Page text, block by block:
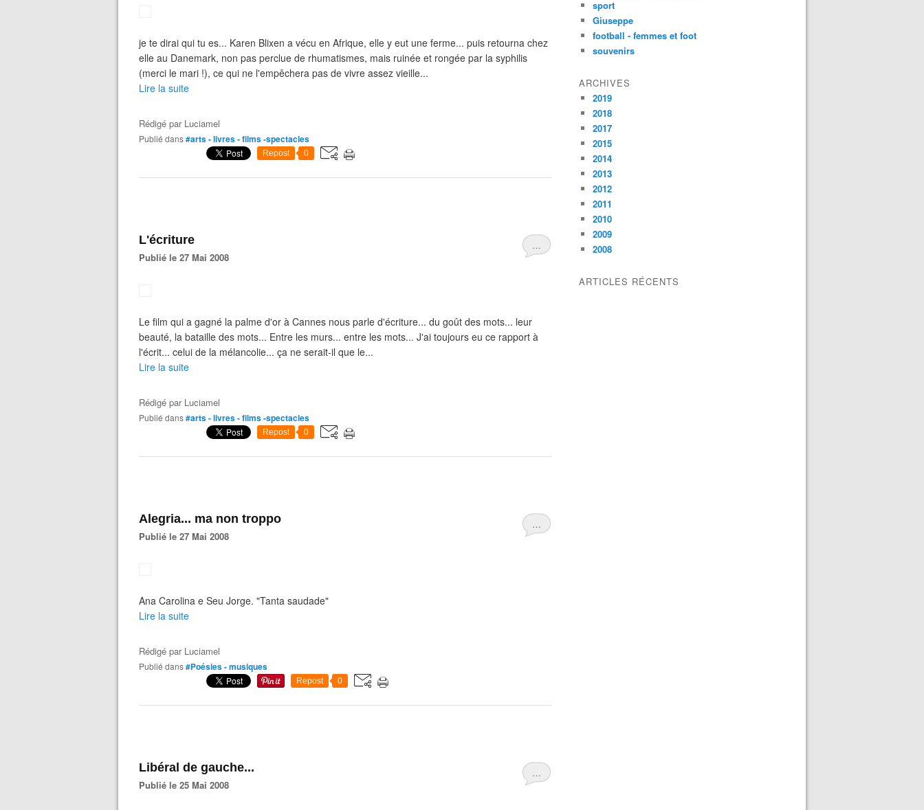
je te dirai qui tu es... Karen Blixen a vécu en Afrique, elle y eut une ferme... puis retourna chez
elle au Danemark, non pas perclue de rhumatismes, mais ruinée et rongée par la syphilis
(merci le mari !), ce qui ne l'empêchera pas de vivre assez vieille...
Lire la suite
Rédigé par Luciamel
Publié dans#arts - livres - films -spectacles
Repost 0
…
L'écriture
Publié le 27 Mai 2008
Le film qui a gagné la palme d'or à Cannes nous parle d'écriture... du goût des mots... leur
beauté, la bataille des mots... Entre les murs... entre les mots... J'ai toujours eu ce rapport à
l'écrit... celui de la mélancolie... ça ne serait-il que le...
Lire la suite
Rédigé par Luciamel
Publié dans#arts - livres - films -spectacles
Repost 0
…
Alegria... ma non troppo
Publié le 27 Mai 2008
Ana Carolina e Seu Jorge. "Tanta saudade"
Lire la suite
Rédigé par Luciamel
Publié dans#Poésies - musiques
Repost 0
…
Libéral de gauche...
Publié le 25 Mai 2008
sport
Giuseppe
football - femmes et foot
souvenirs
ARCHIVES
2019
2018
2017
2015
2014
2013
2012
2011
2010
2009
2008
ARTICLES RÉCENTS